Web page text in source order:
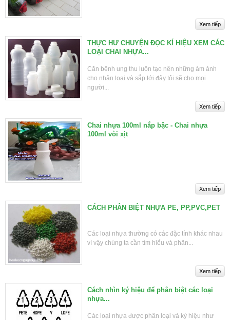
THỰC HƯ CHUYỆN ĐỌC KÍ HIỆU XEM CÁC
LOẠI CHAI NHỰA...
Căn bệnh ung thu luôn tạo nên những ám ảnh
cho nhân loại và sắp tới đây tôi sẽ cho mọi
người...
Chai nhựa 100ml nắp bậc - Chai nhựa
100ml vòi xịt
CÁCH PHÂN BIỆT NHỰA PE, PP,PVC,PET
Các loại nhựa thường có các đặc tính khác nhau
vì vậy chúng ta cần tìm hiểu và phân...
Cách nhìn ký hiệu để phân biệt các loại
nhựa...
Các loại nhựa được phân loại và ký hiệu như